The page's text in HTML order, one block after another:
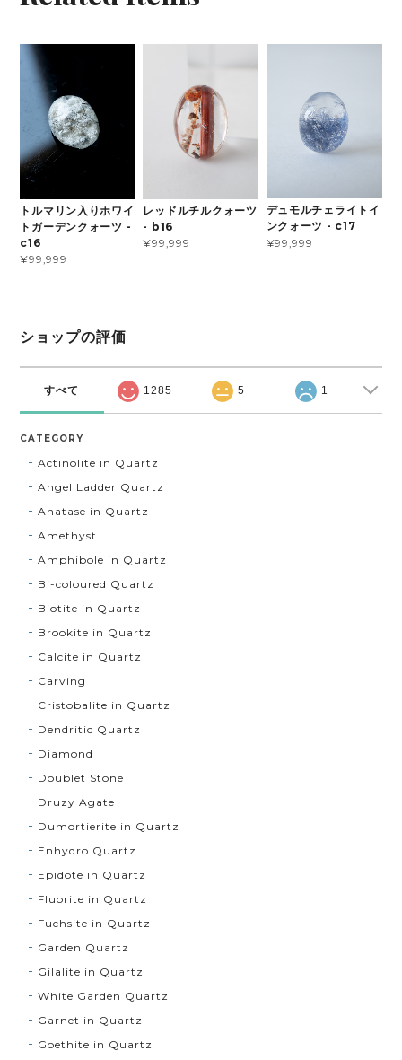
トルマリン入りホワイ
トガーデンクォーツ -
c16
¥99,999
レッドルチルクォーツ
- b16
¥99,999
デュモルチェライトイ
ンクォーツ - c17
¥99,999
ショップの評価
すべて 1285 5 1
CATEGORY
Actinolite in Quartz
Angel Ladder Quartz
Anatase in Quartz
Amethyst
Amphibole in Quartz
Bi-coloured Quartz
Biotite in Quartz
Brookite in Quartz
Calcite in Quartz
Carving
Cristobalite in Quartz
Dendritic Quartz
Diamond
Doublet Stone
Druzy Agate
Dumortierite in Quartz
Enhydro Quartz
Epidote in Quartz
Fluorite in Quartz
Fuchsite in Quartz
Garden Quartz
Gilalite in Quartz
White Garden Quartz
Garnet in Quartz
Goethite in Quartz